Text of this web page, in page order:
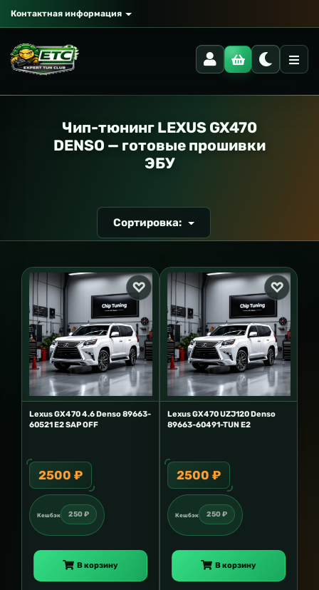
Контактная информация
Чип-тюнинг LEXUS GX470
DENSO — готовые прошивки
ЭБУ
Сортировка:
Lexus GX470 4.6 Denso 89663-
60521 E2 SAP OFF
2500 ₽
Кешбэк 250 ₽
В корзину
Lexus GX470 UZJ120 Denso
89663-60491-TUN E2
2500 ₽
Кешбэк 250 ₽
В корзину